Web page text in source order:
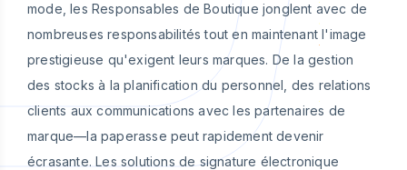
mode, les Responsables de Boutique jonglent avec de
nombreuses responsabilités tout en maintenant l'image
prestigieuse qu'exigent leurs marques. De la gestion
des stocks à la planification du personnel, des relations
clients aux communications avec les partenaires de
marque—la paperasse peut rapidement devenir
écrasante. Les solutions de signature électronique